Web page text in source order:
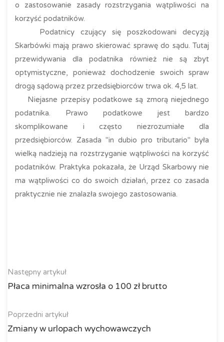
o zastosowanie zasady rozstrzygania wątpliwości na
korzyść podatników.
Podatnicy czujący się poszkodowani decyzją
Skarbówki mają prawo skierować sprawę do sądu. Tutaj
przewidywania dla podatnika również nie są zbyt
optymistyczne, ponieważ dochodzenie swoich spraw
drogą sądową przez przedsiębiorców trwa ok. 4,5 lat.
Niejasne przepisy podatkowe są zmorą niejednego
podatnika. Prawo podatkowe jest bardzo
skomplikowane i często niezrozumiałe dla
przedsiębiorców. Zasada "in dubio pro tributario" była
wielką nadzieją na rozstrzyganie wątpliwości na korzyść
podatników. Praktyka pokazała, że Urząd Skarbowy nie
ma wątpliwości co do swoich działań, przez co zasada
praktycznie nie znalazła swojego zastosowania.
Następny artykuł
Płaca minimalna wzrosła o 100 zł brutto
Poprzedni artykuł
Zmiany w urlopach wychowawczych